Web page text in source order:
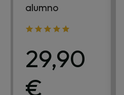
alumno
29,90
€